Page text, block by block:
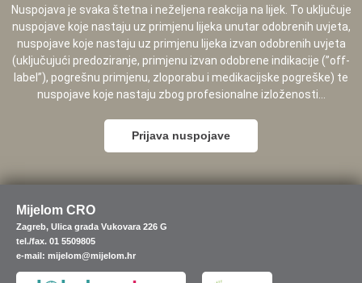
Nuspojava je svaka štetna i neželjena reakcija na lijek. To uključuje
nuspojave koje nastaju uz primjenu lijeka unutar odobrenih uvjeta,
nuspojave koje nastaju uz primjenu lijeka izvan odobrenih uvjeta
(uključujući predoziranje, primjenu izvan odobrene indikacije (”off-
label”), pogrešnu primjenu, zloporabu i medikacijske pogreške) te
nuspojave koje nastaju zbog profesionalne izloženosti...
Prijava nuspojave
Mijelom CRO
Zagreb, Ulica grada Vukovara 226 G
tel./fax. 01 5509805
e-mail: mijelom@mijelom.hr